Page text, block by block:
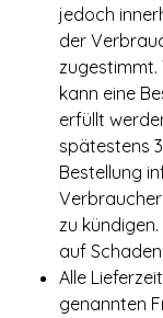
jedoch
der
zugestimmt.
kann eine
erfüllt
spätestens
Bestellung
zu
auf
Alle
genannten